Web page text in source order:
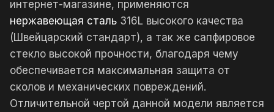
интернет-магазине, применяются
нержавеющая сталь 316L высокого качества
(Швейцарский стандарт), а так же сапфировое
стекло высокой прочности, благодаря чему
обеспечивается максимальная защита от
сколов и механических повреждений.
Отличительной чертой данной модели является